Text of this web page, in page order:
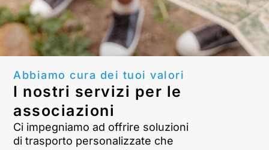
Abbiamo cura dei tuoi valori
I nostri servizi per le
associazioni
Ci impegniamo ad offrire soluzioni
di trasporto personalizzate che